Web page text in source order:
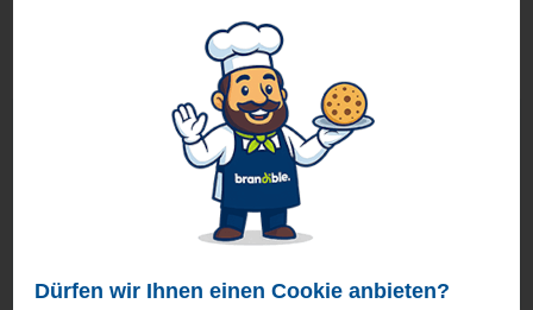
Dürfen wir Ihnen einen Cookie anbieten?
Die KSI International GmbH führt für seine Kunden die
Im Preis dieses USB Sticks sind die Gema-Gebühren in
bereits enthalten!
Geprüft von Ewa
Nur Produkte, die unserenQualitätscheck
schaffen es in den Shop. Mehr erfahren